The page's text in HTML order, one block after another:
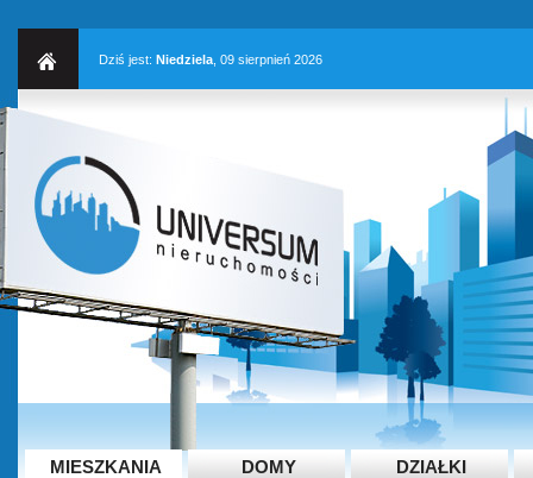
Dziś jest: Niedziela , 09 sierpnień 2026
MIESZKANIA DOMY DZIAŁKI